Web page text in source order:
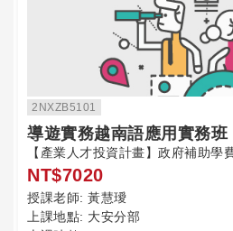
2NXZB5101
導遊實務越南語應用實務班
【產業人才投資計畫】政府補助學
NT$7020
授課老師: 黃慧璦
上課地點: 大安分部